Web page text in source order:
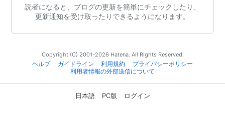
読者になると、ブログの更新を簡単にチェックしたり、
更新通知を受け取ったりできるようになります。
Copyright (C) 2001-2026 Hatena. All Rights Reserved.
ヘルプ
ガイドライン 利用規約
プライバシーポリシー
利用者情報の外部送信について
日本語 PC版 ログイン